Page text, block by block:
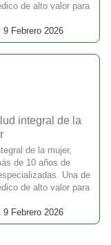
de alto valor para
Febrero 2026
integral de la
de la mujer,
de 10 años de
Una de
de alto valor para
Febrero 2026